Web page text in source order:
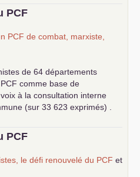
PCF
PCF de combat, marxiste,
de 64 départements
PCF comme base de
à la consultation interne
(sur 33 623 exprimés) .
PCF
le défi renouvelé du PCF et